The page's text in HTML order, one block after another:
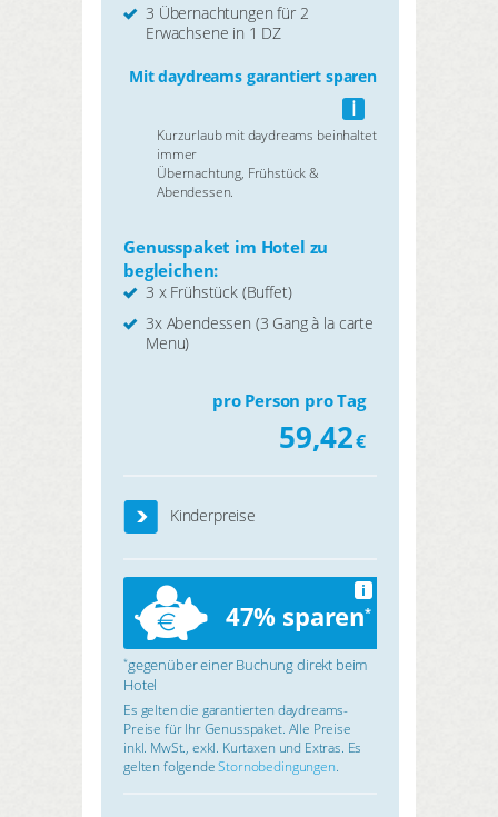
3 Übernachtungen für 2
Erwachsene in 1 DZ
Mit daydreams garantiert sparen
i
Kurzurlaub mit daydreams beinhaltet
immer
Übernachtung, Frühstück &
Abendessen.
Genusspaket im Hotel zu
begleichen:
3 x Frühstück (Buffet)
3x Abendessen (3 Gang à la carte
Menu)
pro Person pro Tag
59,42€
Kinderpreise
47% sparen*
i
*gegenüber einer Buchung direkt beim
Hotel
Es gelten die garantierten daydreams-
Preise für Ihr Genusspaket. Alle Preise
inkl. MwSt., exkl. Kurtaxen und Extras. Es
gelten folgendeStornobedingungen.